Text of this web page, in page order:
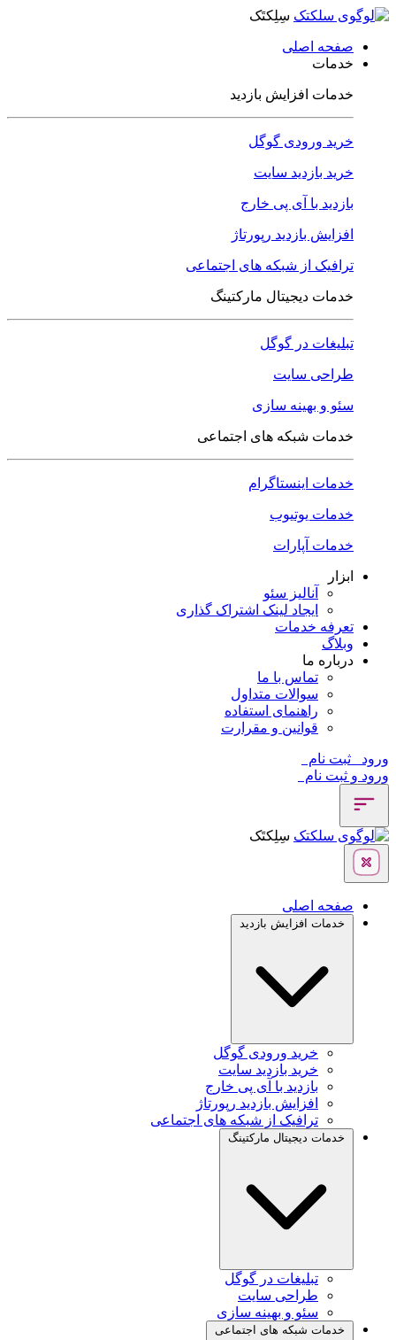
سِلِکتَک
صفحه اصلی
خدمات
خدمات افزایش بازدید
خرید ورودی گوگل
خرید بازدید سایت
بازدید با آی پی خارج
افزایش بازدید رپورتاژ
ترافیک از شبکه های اجتماعی
خدمات دیجیتال مارکتینگ
تبلیغات در گوگل
طراحی سایت
سئو و بهینه سازی
خدمات شبکه های اجتماعی
خدمات اینستاگرام
خدمات یوتیوب
خدمات آپارات
ابزار
آنالیز سئو
ایجاد لینک اشتراک گذاری
تعرفه خدمات
وبلاگ
درباره ما
تماس با ما
سوالات متداول
راهنمای استفاده
قوانین و مقرارت
ورود
ثبت نام
ورود و ثبت نام
سِلِکتَک
صفحه اصلی
خدمات افزایش بازدید
خرید ورودی گوگل
خرید بازدید سایت
بازدید با آی پی خارج
افزایش بازدید رپورتاژ
ترافیک از شبکه های اجتماعی
خدمات دیجیتال مارکتینگ
تبلیغات در گوگل
طراحی سایت
سئو و بهینه سازی
خدمات شبکه های اجتماعی